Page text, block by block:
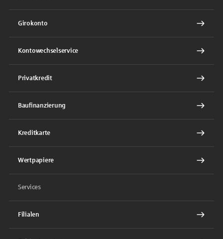
Girokonto
Kontowechselservice
Privatkredit
Baufinanzierung
Kreditkarte
Wertpapiere
Services
Filialen